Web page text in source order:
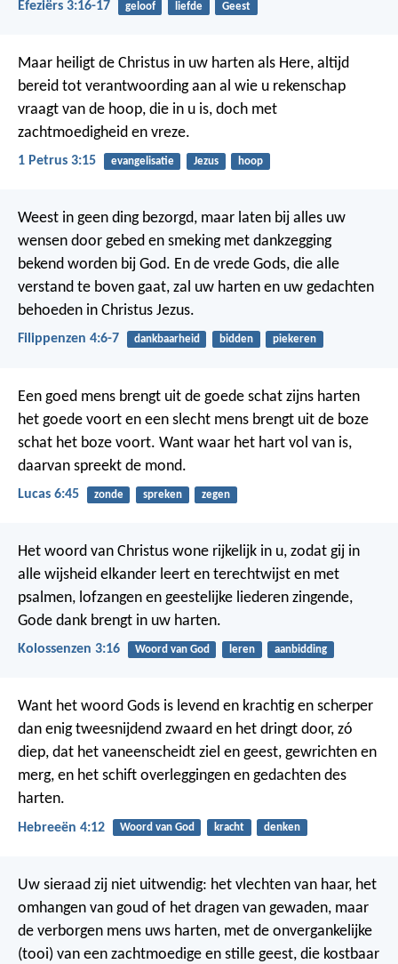
Efeziërs 3:16-17 geloof liefde Geest
Maar heiligt de Christus in uw harten als Here, altijd
bereid tot verantwoording aan al wie u rekenschap
vraagt van de hoop, die in u is, doch met
zachtmoedigheid en vreze.
1 Petrus 3:15 evangelisatie Jezus hoop
Weest in geen ding bezorgd, maar laten bij alles uw
wensen door gebed en smeking met dankzegging
bekend worden bij God. En de vrede Gods, die alle
verstand te boven gaat, zal uw harten en uw gedachten
behoeden in Christus Jezus.
Filippenzen 4:6-7 dankbaarheid bidden piekeren
Een goed mens brengt uit de goede schat zijns harten
het goede voort en een slecht mens brengt uit de boze
schat het boze voort. Want waar het hart vol van is,
daarvan spreekt de mond.
Lucas 6:45 zonde spreken zegen
Het woord van Christus wone rijkelijk in u, zodat gij in
alle wijsheid elkander leert en terechtwijst en met
psalmen, lofzangen en geestelijke liederen zingende,
Gode dank brengt in uw harten.
Kolossenzen 3:16 Woord van God leren aanbidding
Want het woord Gods is levend en krachtig en scherper
dan enig tweesnijdend zwaard en het dringt door, zó
diep, dat het vaneenscheidt ziel en geest, gewrichten en
merg, en het schift overleggingen en gedachten des
harten.
Hebreeën 4:12 Woord van God kracht denken
Uw sieraad zij niet uitwendig: het vlechten van haar, het
omhangen van goud of het dragen van gewaden, maar
de verborgen mens uws harten, met de onvergankelijke
(tooi) van een zachtmoedige en stille geest, die kostbaar